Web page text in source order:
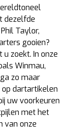
dezelfde
Taylor,
gooien?
zoekt. In onze
Winmau,
zo maar
dartartikelen
uw voorkeuren
met het
van onze